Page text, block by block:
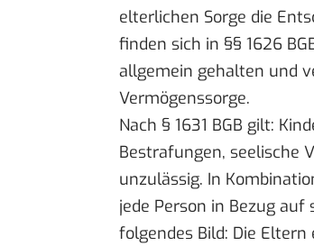
elterlichen Sorge die
finden sich in §§ 1626
allgemein gehalten und
Vermögenssorge.
Nach § 1631 BGB gilt:
Bestrafungen, seelische
unzulässig. In
jede Person in Bezug
folgendes Bild: Die